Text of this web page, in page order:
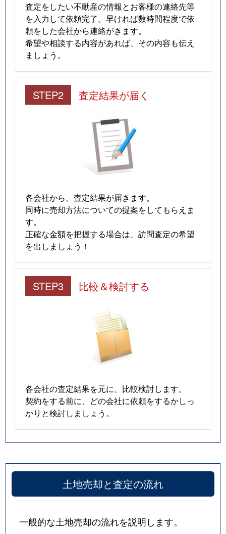
査定をしたい不動産の情報とお客様の連絡先等
を入力して依頼完了。早ければ数時間程度で依
頼をした会社から連絡がきます。
希望や相談する内容があれば、その内容も伝え
ましょう。
STEP2 査定結果が届く
各会社から、査定結果が届きます。
同時に売却方法についての提案をしてもらえま
す。
正確な金額を把握する場合は、訪問査定の希望
を出しましょう！
STEP3 比較＆検討する
各会社の査定結果を元に、比較検討します。
契約をする前に、どの会社に依頼をするかしっ
かりと検討しましょう。
土地売却と査定の流れ
一般的な土地売却の流れを説明します。